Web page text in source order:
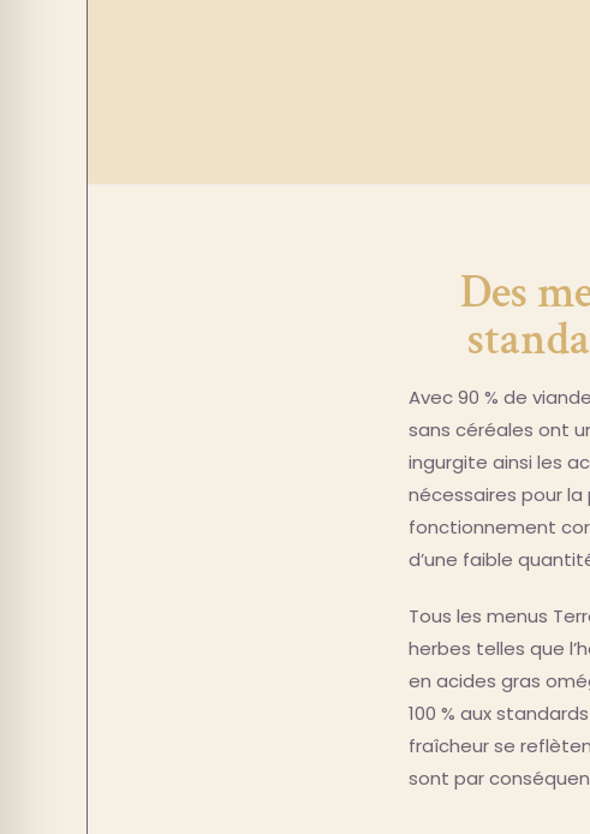
Des
Avec 90 % de
sans céréales ont
ingurgite ainsi les
nécessaires pour
fonctionnement
d’une faible
Tous les menus
herbes telles que
en acides gras
100 % aux
fraîcheur se
sont par